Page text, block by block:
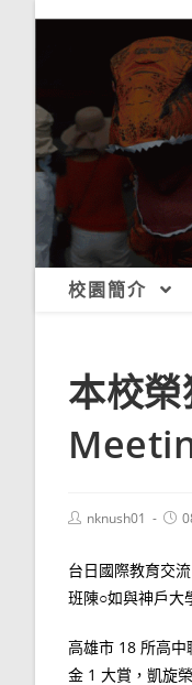
校園簡介
本校
Postnknush01
Post
台日國際教育交
班陳○如與神戶大
高雄市 18 所高
金 1 大賞，凱旋榮